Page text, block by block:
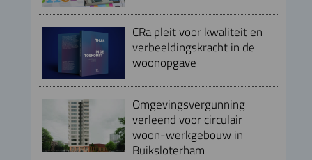
CRa pleit voor kwaliteit en
verbeeldingskracht in de
woonopgave
Omgevingsvergunning
verleend voor circulair
woon-werkgebouw in
Buiksloterham